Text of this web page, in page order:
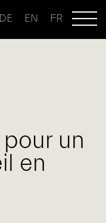
DE EN FR
un
en